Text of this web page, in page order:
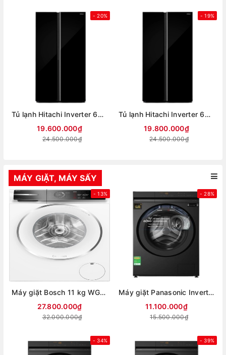
- 20%
Tủ lạnh Hitachi Inverter 653 lít Side By Side HRSN9713ESAUVN (Mới 2026)
19.600.000₫
24.500.000₫
- 19%
Tủ lạnh Hitachi Inverter 656 lít Side By Side HRSN9713ESUVN (Mới 2026)
19.800.000₫
24.500.000₫
MÁY GIẶT, MÁY SẤY
- 13%
Máy giặt Bosch 11 kg WGB266A90
27.800.000₫
32.000.000₫
- 28%
Máy giặt Panasonic Inverter 12 kg NA-24VDG1BVT (Mới 2026)
11.100.000₫
15.500.000₫
- 34% - 39%